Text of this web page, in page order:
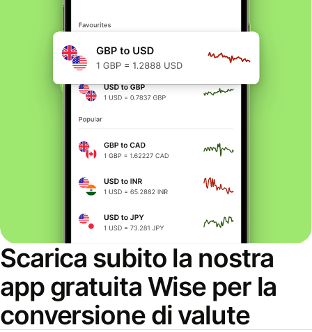
Scarica subito la nostra
app gratuita Wise per la
conversione di valute